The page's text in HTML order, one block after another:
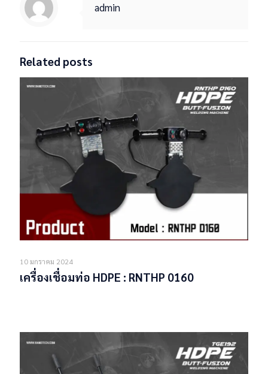
admin
Related posts
10 มกราคม 2024
เครื่องเชื่อมท่อ HDPE : RNTHP 0160